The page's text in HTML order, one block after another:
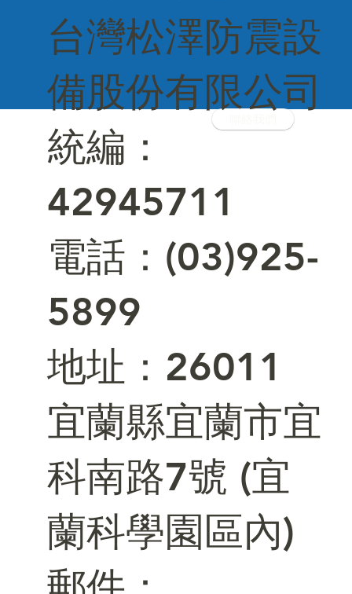
台灣松澤防震設
備股份有限公司
統編：
42945711
電話：(03)925-
5899
​地址：26011
宜蘭縣宜蘭市宜
科南路7號 (宜
蘭科學園區內)